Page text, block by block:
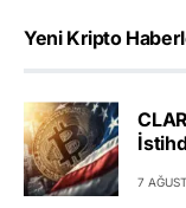
Yeni Kripto
7